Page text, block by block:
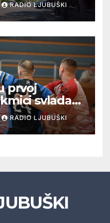
RADIO LJUBUŠKI
prvoj
svladao
37:32
RADIO LJUBUŠKI